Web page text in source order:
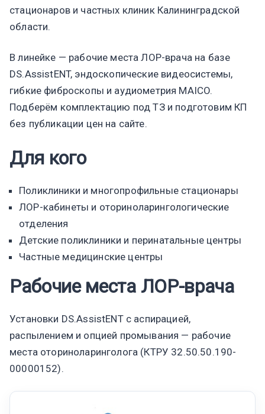
стационаров и частных клиник Калининградской
области.
В линейке — рабочие места ЛОР-врача на базе
DS.AssistENT, эндоскопические видеосистемы,
гибкие фиброскопы и аудиометрия MAICO.
Подберём комплектацию под ТЗ и подготовим КП
без публикации цен на сайте.
Для кого
Поликлиники и многопрофильные стационары
ЛОР-кабинеты и оториноларингологические
отделения
Детские поликлиники и перинатальные центры
Частные медицинские центры
Рабочие места ЛОР-врача
Установки DS.AssistENT с аспирацией,
распылением и опцией промывания — рабочие
места оториноларинголога (КТРУ 32.50.50.190-
00000152).